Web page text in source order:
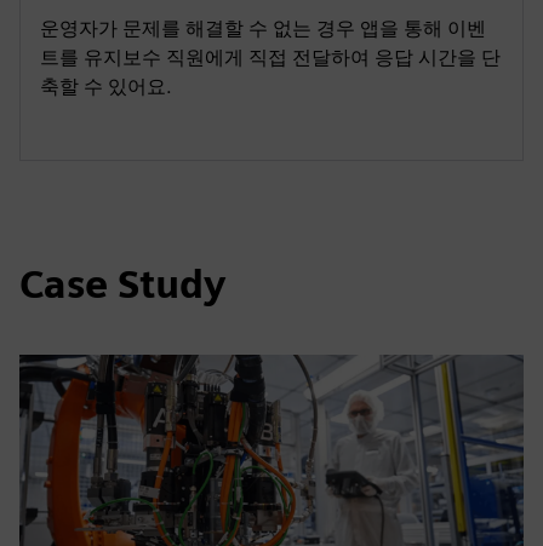
운영자가 문제를 해결할 수 없는 경우 앱을 통해 이벤
트를 유지보수 직원에게 직접 전달하여 응답 시간을 단
축할 수 있어요.
Case Study